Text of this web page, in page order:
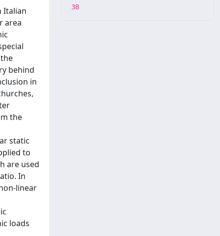
Italian
area
behind
in
the
static
to
are used
In
linear
loads
38